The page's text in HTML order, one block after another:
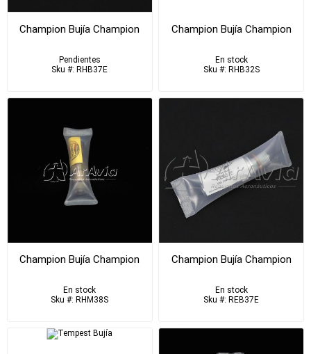
Champion Bujía Champion
Pendientes
Sku #: RHB37E
Champion Bujía Champion
En stock
Sku #: RHB32S
Champion Bujía Champion
En stock
Sku #: RHM38S
Champion Bujía Champion
En stock
Sku #: REB37E